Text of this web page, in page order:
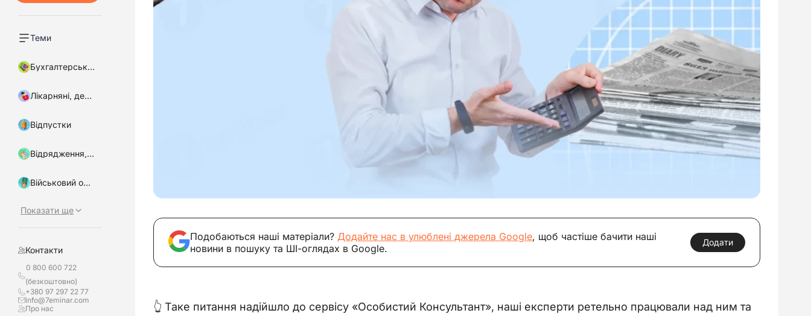
Теми
Бухгалтерський облік
Лікарняні, декретні
Відпустки
Відрядження, підзвітні кошти
Військовий облік, бронювання
Показати ще
Контакти
0 800 600 722
(безкоштовно)
+380 97 297 22 77
info@7eminar.com
Про нас
Подобаються наші матеріали? Додайте нас в улюблені джерела Google, щоб частіше бачити наші
новини в пошуку та ШІ-оглядах в Google.
Додати
👆 Таке питання надійшло до сервісу «Особистий Консультант», наші експерти ретельно працювали над ним та